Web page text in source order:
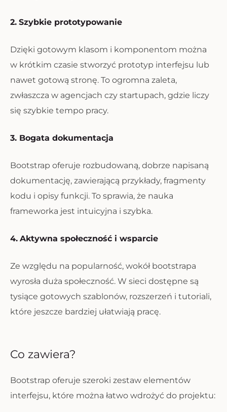
2. Szybkie prototypowanie
Dzięki gotowym klasom i komponentom można
w krótkim czasie stworzyć prototyp interfejsu lub
nawet gotową stronę. To ogromna zaleta,
zwłaszcza w agencjach czy startupach, gdzie liczy
się szybkie tempo pracy.
3. Bogata dokumentacja
Bootstrap oferuje rozbudowaną, dobrze napisaną
dokumentację, zawierającą przykłady, fragmenty
kodu i opisy funkcji. To sprawia, że nauka
frameworka jest intuicyjna i szybka.
4. Aktywna społeczność i wsparcie
Ze względu na popularność, wokół bootstrapa
wyrosła duża społeczność. W sieci dostępne są
tysiące gotowych szablonów, rozszerzeń i tutoriali,
które jeszcze bardziej ułatwiają pracę.
Co zawiera?
Bootstrap oferuje szeroki zestaw elementów
interfejsu, które można łatwo wdrożyć do projektu: